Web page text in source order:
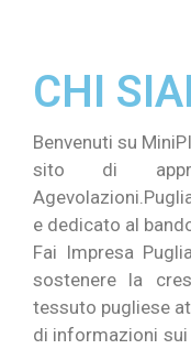
CHI
Benvenuti su
sito di
e dedicato al
Fai Impresa
sostenere la
tessuto pugliese
di informazioni